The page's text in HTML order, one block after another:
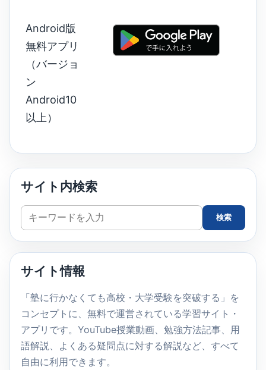
Android版
無料アプリ
（バージョ
ン
Android10
以上）
サイト内検索
サ
イ
ト
検
索
検索
サイト情報
「塾に行かなくても高校・大学受験を突破する」を
コンセプトに、無料で運営されている学習サイト・
アプリです。YouTube授業動画、勉強方法記事、用
語解説、よくある疑問点に対する解説など、すべて
自由に利用できます。